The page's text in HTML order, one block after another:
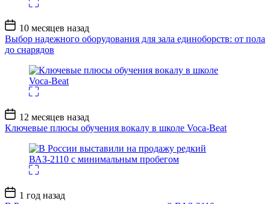
Дата
записи
10 месяцев назад
Выбор надежного оборудования для зала единоборств: от пола
до снарядов
Дата
записи
12 месяцев назад
Ключевые плюсы обучения вокалу в школе Voca-Beat
Дата
записи
1 год назад